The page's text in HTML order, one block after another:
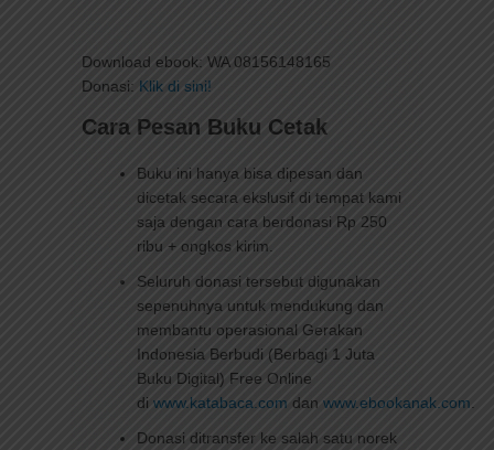
Download ebook: WA 08156148165
Donasi: Klik di sini!
Cara Pesan Buku Cetak
Buku ini hanya bisa dipesan dan
dicetak secara ekslusif di tempat kami
saja dengan cara berdonasi Rp 250
ribu + ongkos kirim.
Seluruh donasi tersebut digunakan
sepenuhnya untuk mendukung dan
membantu operasional Gerakan
Indonesia Berbudi (Berbagi 1 Juta
Buku Digital) Free Online
di www.katabaca.com dan www.ebookanak.com
Donasi ditransfer ke salah satu norek